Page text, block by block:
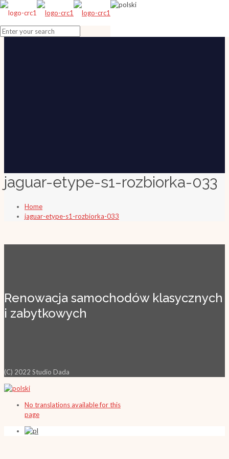
jaguar-etype-s1-rozbiorka-033
Home
jaguar-etype-s1-rozbiorka-033
Renowacja samochodów klasycznych
i zabytkowych
(C) 2022 Studio Dada
No translations available for this
page